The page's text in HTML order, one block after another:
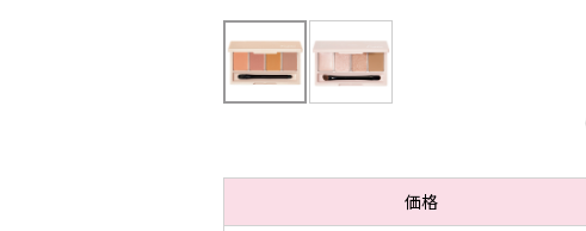
価格